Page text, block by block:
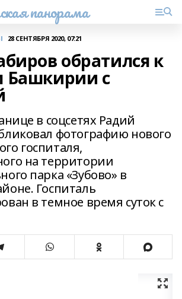
панорама
28 СЕНТЯБРЯ 2020, 07:21
обратился к
Башкирии с
в соцсетях Радий
фотографию нового
госпиталя,
на территории
парка «Зубово» в
Госпиталь
в темное время суток с